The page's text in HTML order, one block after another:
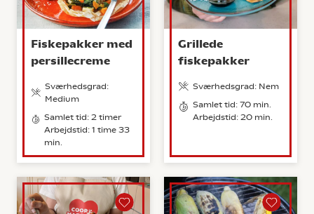
Fiskepakker med
persillecreme
Sværhedsgrad:
Medium
Samlet tid: 2 timer
Arbejdstid: 1 time 33
min.
Grillede
fiskepakker
Sværhedsgrad: Nem
Samlet tid: 70 min.
Arbejdstid: 20 min.